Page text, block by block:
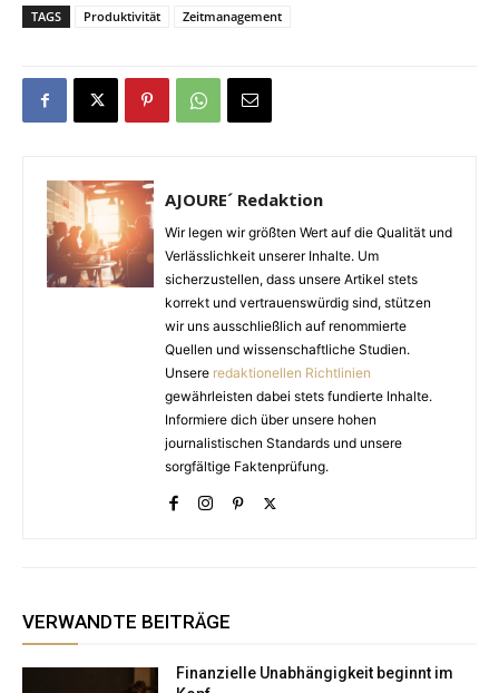
TAGS Produktivität Zeitmanagement
AJOURE´ Redaktion
Wir legen wir größten Wert auf die Qualität und
Verlässlichkeit unserer Inhalte. Um
sicherzustellen, dass unsere Artikel stets
korrekt und vertrauenswürdig sind, stützen
wir uns ausschließlich auf renommierte
Quellen und wissenschaftliche Studien.
Unsere redaktionellen Richtlinien
gewährleisten dabei stets fundierte Inhalte.
Informiere dich über unsere hohen
journalistischen Standards und unsere
sorgfältige Faktenprüfung.
VERWANDTE BEITRÄGE
Finanzielle Unabhängigkeit beginnt im